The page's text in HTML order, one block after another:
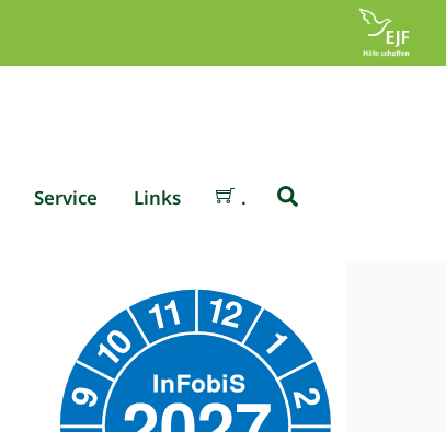
Service Links .